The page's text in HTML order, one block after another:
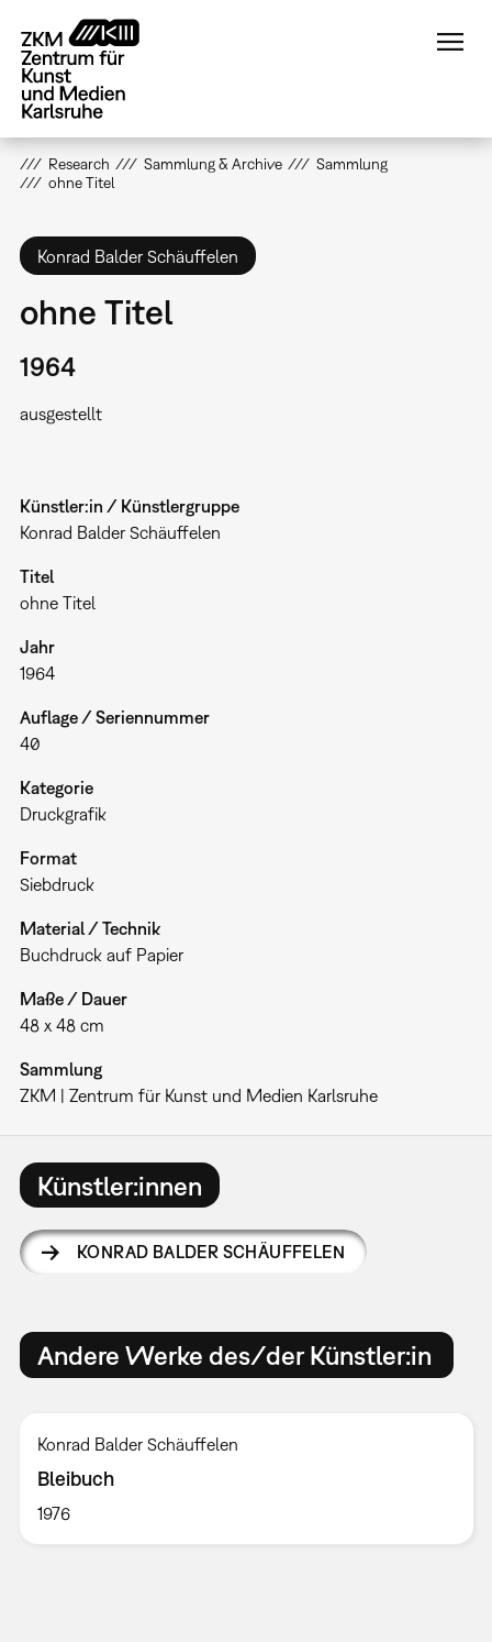
zum
Inhalt
Research Sammlung & Archive
Sammlung
ohne Titel
Konrad Balder Schäuffelen
ohne Titel
1964
ausgestellt
Künstler:in / Künstlergruppe
Konrad Balder Schäuffelen
Titel
ohne Titel
Jahr
1964
Auflage / Seriennummer
40
Kategorie
Druckgrafik
Format
Siebdruck
Material / Technik
Buchdruck auf Papier
Maße / Dauer
48 x 48 cm
Sammlung
ZKM | Zentrum für Kunst und Medien Karlsruhe
Künstler:innen
KONRAD BALDER SCHÄUFFELEN
Andere Werke des/der Künstler:in
Konrad Balder Schäuffelen
Bleibuch
1976